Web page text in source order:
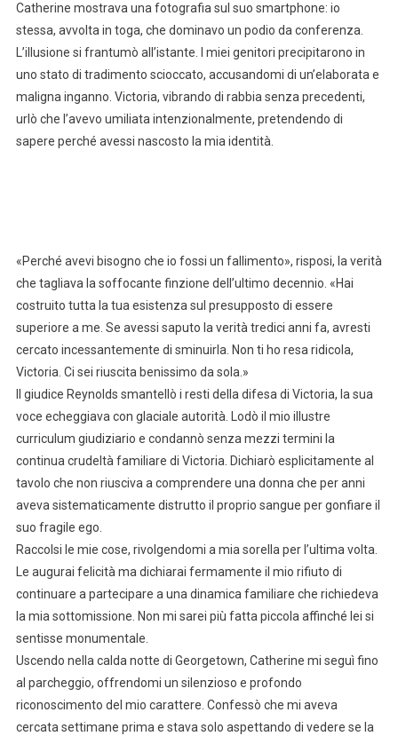
Catherine mostrava una fotografia sul suo smartphone: io
stessa, avvolta in toga, che dominavo un podio da conferenza.
L’illusione si frantumò all’istante. I miei genitori precipitarono in
uno stato di tradimento scioccato, accusandomi di un’elaborata e
maligna inganno. Victoria, vibrando di rabbia senza precedenti,
urlò che l’avevo umiliata intenzionalmente, pretendendo di
sapere perché avessi nascosto la mia identità.
«Perché avevi bisogno che io fossi un fallimento», risposi, la verità
che tagliava la soffocante finzione dell’ultimo decennio. «Hai
costruito tutta la tua esistenza sul presupposto di essere
superiore a me. Se avessi saputo la verità tredici anni fa, avresti
cercato incessantemente di sminuirla. Non ti ho resa ridicola,
Victoria. Ci sei riuscita benissimo da sola.»
Il giudice Reynolds smantellò i resti della difesa di Victoria, la sua
voce echeggiava con glaciale autorità. Lodò il mio illustre
curriculum giudiziario e condannò senza mezzi termini la
continua crudeltà familiare di Victoria. Dichiarò esplicitamente al
tavolo che non riusciva a comprendere una donna che per anni
aveva sistematicamente distrutto il proprio sangue per gonfiare il
suo fragile ego.
Raccolsi le mie cose, rivolgendomi a mia sorella per l’ultima volta.
Le augurai felicità ma dichiarai fermamente il mio rifiuto di
continuare a partecipare a una dinamica familiare che richiedeva
la mia sottomissione. Non mi sarei più fatta piccola affinché lei si
sentisse monumentale.
Uscendo nella calda notte di Georgetown, Catherine mi seguì fino
al parcheggio, offrendomi un silenzioso e profondo
riconoscimento del mio carattere. Confessò che mi aveva
cercata settimane prima e stava solo aspettando di vedere se la